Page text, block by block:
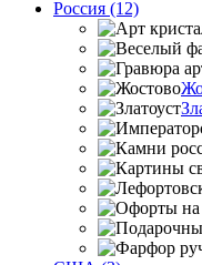
Россия (12)